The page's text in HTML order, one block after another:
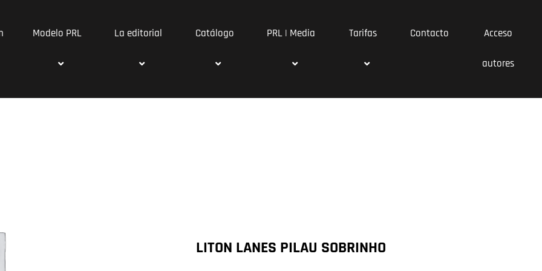
Modelo PRL La editorial Catálogo PRL | Media Tarifas Contacto Acceso
autores
LITON LANES PILAU SOBRINHO